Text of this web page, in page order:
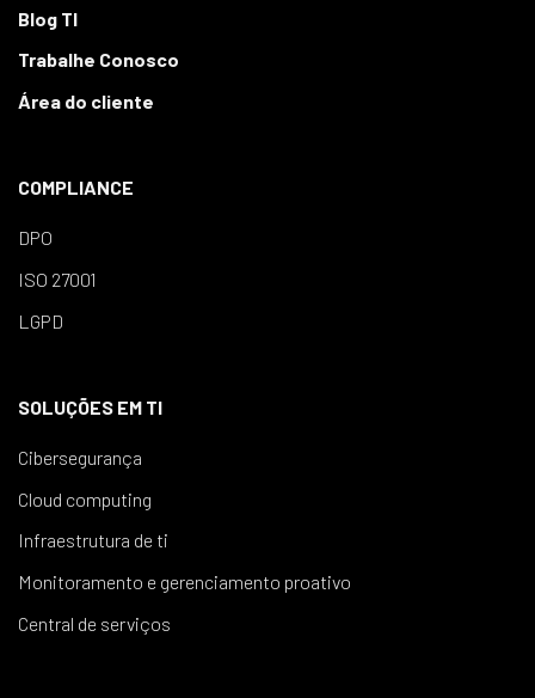
Blog TI
Trabalhe Conosco
Área do cliente
COMPLIANCE
DPO
ISO 27001
LGPD
SOLUÇÕES EM TI
Cibersegurança
Cloud computing
Infraestrutura de ti
Monitoramento e gerenciamento proativo
Central de serviços